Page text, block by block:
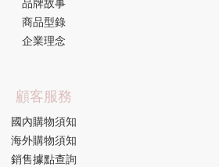
商品型錄
企業理念
顧客服務
國內購物須知
海外購物須知
銷售據點查詢